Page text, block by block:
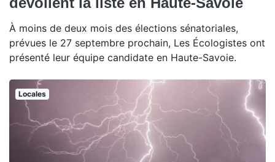
À moins de deux mois des élections sénatoriales,
prévues le 27 septembre prochain, Les Écologistes ont
présenté leur équipe candidate en Haute-Savoie.
Locales